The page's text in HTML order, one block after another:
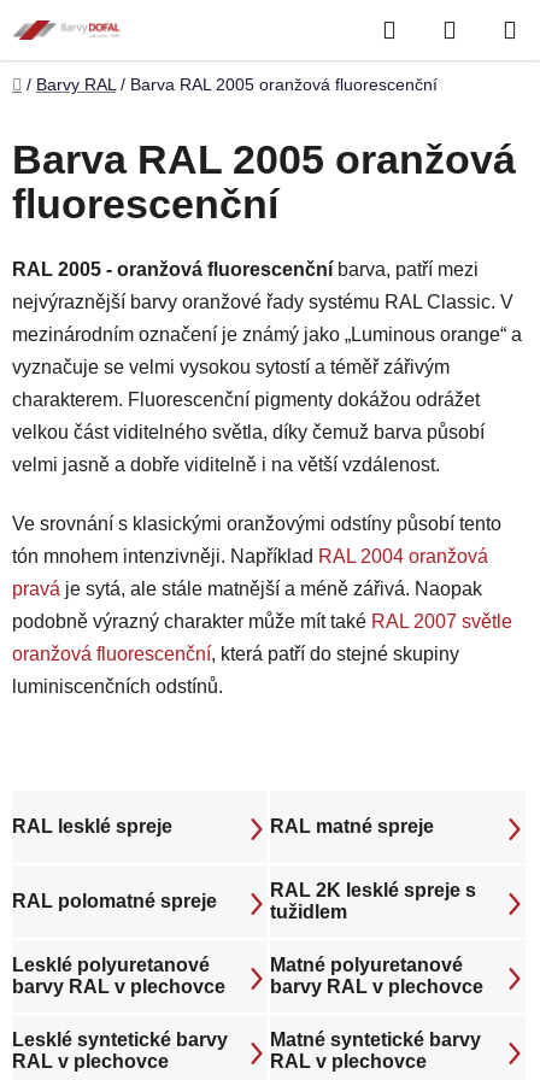
na
obsah
Hledat
KOŠÍK
Domů
/ Barvy RAL / Barva RAL 2005 oranžová fluorescenční
Barva RAL 2005 oranžová
fluorescenční
RAL 2005 - oranžová fluorescenční barva, patří mezi
nejvýraznější barvy oranžové řady systému RAL Classic. V
mezinárodním označení je známý jako „Luminous orange“ a
vyznačuje se velmi vysokou sytostí a téměř zářivým
charakterem. Fluorescenční pigmenty dokážou odrážet
velkou část viditelného světla, díky čemuž barva působí
velmi jasně a dobře viditelně i na větší vzdálenost.
Ve srovnání s klasickými oranžovými odstíny působí tento
tón mnohem intenzivněji. Například RAL 2004 oranžová
pravá je sytá, ale stále matnější a méně zářivá. Naopak
podobně výrazný charakter může mít také RAL 2007 světle
oranžová fluorescenční, která patří do stejné skupiny
luminiscenčních odstínů.
RAL lesklé spreje RAL matné spreje
RAL polomatné spreje
RAL 2K lesklé spreje s
tužidlem
Lesklé polyuretanové
barvy RAL v plechovce
Matné polyuretanové
barvy RAL v plechovce
Lesklé syntetické barvy
RAL v plechovce
Matné syntetické barvy
RAL v plechovce